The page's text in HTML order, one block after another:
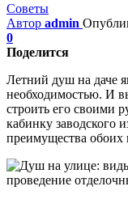
Советы
Автор admin
0
Поделится
Летний душ на даче
необходимостью. И
строить его своими
кабинку заводского
преимущества обоих